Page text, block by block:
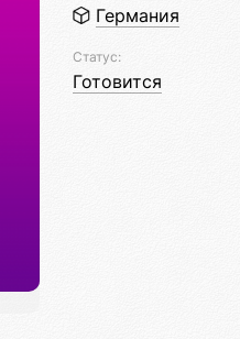
Германия
Статус:
Готовится